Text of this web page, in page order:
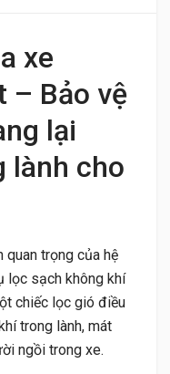
xe
– Bảo vệ
lại
lành cho
quan trọng của hệ
lọc sạch không khí
chiếc lọc gió điều
trong lành, mát
ngồi trong xe.